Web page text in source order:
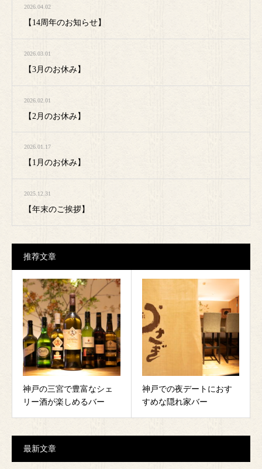
2026.04.02
【14周年のお知らせ】
2026.03.01
【3月のお休み】
2026.02.01
【2月のお休み】
2026.01.17
【1月のお休み】
2025.12.31
【年末のご挨拶】
推荐文章
神戸の三宮で豊富なシェ
リー酒が楽しめるバー
神戸での夜デートにおす
すめな隠れ家バー
最新文章